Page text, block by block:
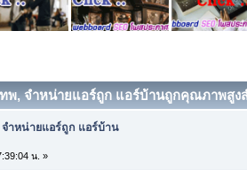
พ, จำหน่ายแอร์ถูก แอร์บ้านถูกคุณภาพสูง
จำหน่ายแอร์ถูก แอร์บ้าน
น. »